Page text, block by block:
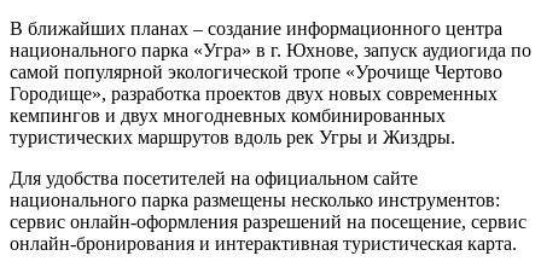
В ближайших планах – создание информационного центра
национального парка «Угра» в г. Юхнове, запуск аудиогида по
самой популярной экологической тропе «Урочище Чертово
Городище», разработка проектов двух новых современных
кемпингов и двух многодневных комбинированных
туристических маршрутов вдоль рек Угры и Жиздры.
Для удобства посетителей на официальном сайте
национального парка размещены несколько инструментов:
сервис онлайн-оформления разрешений на посещение, сервис
онлайн-бронирования и интерактивная туристическая карта.